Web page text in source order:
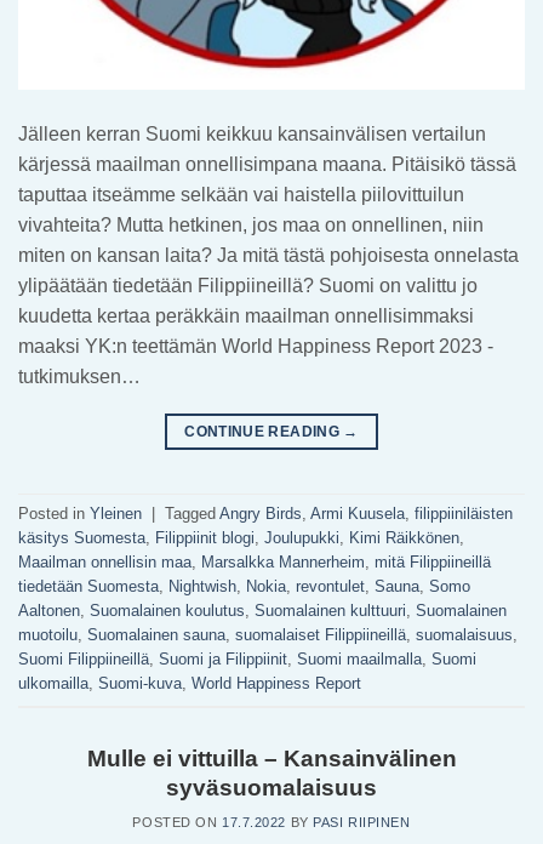
Jälleen kerran Suomi keikkuu kansainvälisen vertailun
kärjessä maailman onnellisimpana maana. Pitäisikö tässä
taputtaa itseämme selkään vai haistella piilovittuilun
vivahteita? Mutta hetkinen, jos maa on onnellinen, niin
miten on kansan laita? Ja mitä tästä pohjoisesta onnelasta
ylipäätään tiedetään Filippiineillä? Suomi on valittu jo
kuudetta kertaa peräkkäin maailman onnellisimmaksi
maaksi YK:n teettämän World Happiness Report 2023 -
tutkimuksen…
CONTINUE READING →
Posted in Yleinen Tagged Angry Birds, Armi Kuusela, filippiiniläisten
käsitys Suomesta, Filippiinit blogi, Joulupukki, Kimi Räikkönen,
Maailman onnellisin maa, Marsalkka Mannerheim, mitä Filippiineillä
tiedetään Suomesta, Nightwish, Nokia, revontulet, Sauna, Somo
Aaltonen, Suomalainen koulutus, Suomalainen kulttuuri, Suomalainen
muotoilu, Suomalainen sauna, suomalaiset Filippiineillä, suomalaisuus,
Suomi Filippiineillä, Suomi ja Filippiinit, Suomi maailmalla, Suomi
ulkomailla, Suomi-kuva, World Happiness Report
Mulle ei vittuilla – Kansainvälinen
syväsuomalaisuus
POSTED ON 17.7.2022 BY PASI RIIPINEN